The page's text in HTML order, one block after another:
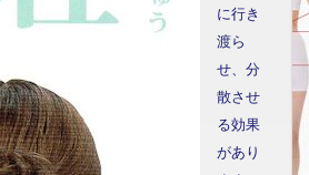
に行き
渡ら
せ、分
散させ
る効果
があり